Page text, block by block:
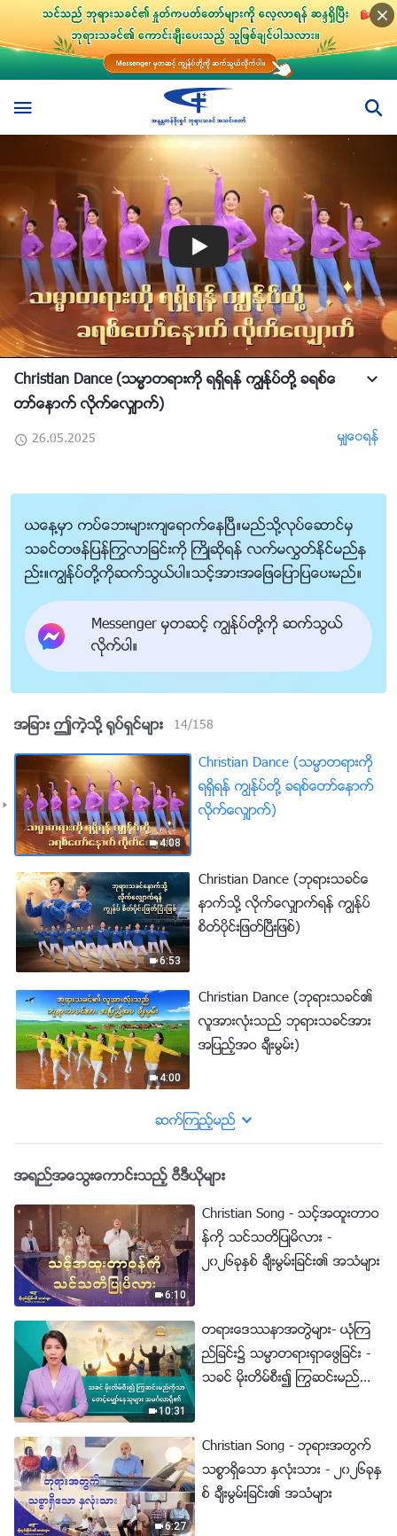
Christian Dance (သမၼာတရားကို ရရွိရန္ ကြၽန္ုပ္တို႔ ခရစ္ေ
တာ္ေနာက္ လိုက္ေလွ်ာက္)
26.05.2025 မွ်ေဝရန္
ယေန႔မွာ ကပ္ေဘးမ်ားက်ေရာက္ေနၿပီ။မည္သို႔လုပ္ေဆာင္မွ
သခင္တဖန္ျပန္ႂကြလာျခင္းကို ႀကိဳဆိုရန္ လက္မလႊတ္ႏိုင္မည္န
ည္း။ကြၽန္ုပ္တို႔ကိုဆက္သြယ္ပါ။သင့္အားအေျဖေျပာျပေပးမည္။
Messenger မွတဆင့္ ကြၽန္ုပ္တို႔ကို ဆက္သြယ္
လိုက္ပါ။
အျခား ဤကဲ့သို႔ ႐ုပ္ရွင္မ်ား 14/158
4:08
Christian Dance (သမၼာတရားကို
ရရွိရန္ ကြၽန္ုပ္တို႔ ခရစ္ေတာ္ေနာက္
လိုက္ေလွ်ာက္)
6:53
Christian Dance (ဘုရားသခင္ေ
နာက္သို႔ လိုက္ေလွ်ာက္ရန္ ကြၽန္ုပ္
စိတ္ပိုင္းျဖတ္ၿပီးျဖစ္)
4:00
Christian Dance (ဘုရားသခင္၏
လူအားလုံးသည္ ဘုရားသခင္အား
အျပည့္အဝ ခ်ီးမြမ္း)
ဆက္ၾကည့္မည္
အရည္အေသြးေကာင္းသည့္ ဗီဒီယိုမ်ား
6:10
Christian Song - သင့္အထူးတာဝ
န္ကို သင္သတိျပဳမိလား -
၂၀၂၆ခုႏွစ္ ခ်ီးမြမ္းျခင္း၏ အသံမ်ား
10:31
တရားေဒႆနာအတြဲမ်ား- ယုံၾက
ည္ျခင္း၌ သမၼာတရားရွာေဖြျခင္း -
သခင္ မိုးတိမ္စီး၍ ႂကြဆင္းမည္ကို
6:27
Christian Song - ဘုရားအတြက္
သစၥာရွိေသာ ႏွလုံးသား - ၂၀၂၆ခုႏွ
စ္ ခ်ီးမြမ္းျခင္း၏ အသံမ်ား